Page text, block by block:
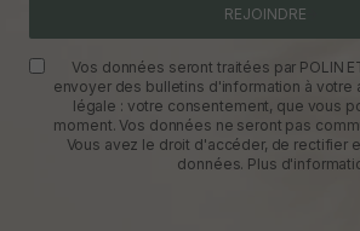
REJOINDRE
Vos données seront traitées par POLIN
envoyer des bulletins d'information à votre
légale : votre consentement, que vous
moment. Vos données ne seront pas
Vous avez le droit d'accéder, de rectifier
données. Plus